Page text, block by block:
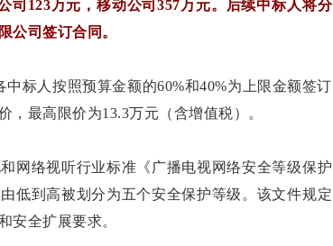
司123万元，移动公司357万元。后续中标人将分
公司签订合同。
人按照预算金额的60%和40%为上限金额签订
最高限价为13.3万元（含增值税）。
络视听行业标准《广播电视网络安全等级保护
低到高被划分为五个安全保护等级。该文件规定
安全扩展要求。